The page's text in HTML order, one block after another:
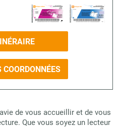
COORDONNÉES
de vous accueillir et de vous
Que vous soyez un lecteur